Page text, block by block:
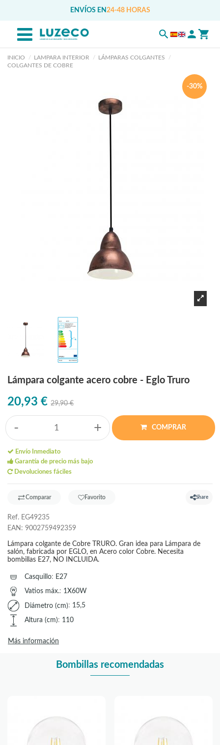
ENVÍOS EN 24-48 HORAS
INICIO LAMPARA INTERIOR
LÁMPARAS COLGANTES
COLGANTES DE COBRE
-30%
Lámpara colgante acero cobre - Eglo Truro
20,93 € 29,90 €
- + COMPRAR
Envío Inmediato
Garantía de precio más bajo
Devoluciones fáciles
Comparar Favorito Share
Ref. EG49235
EAN: 9002759492359
Lámpara colgante de Cobre TRURO. Gran idea para Lámpara de
salón, fabricada por EGLO, en Acero color Cobre. Necesita
bombillas E27, NO INCLUIDA.
Casquillo: E27
Vatios máx.: 1X60W
Diámetro (cm): 15,5
Altura (cm): 110
Más información
Bombillas recomendadas